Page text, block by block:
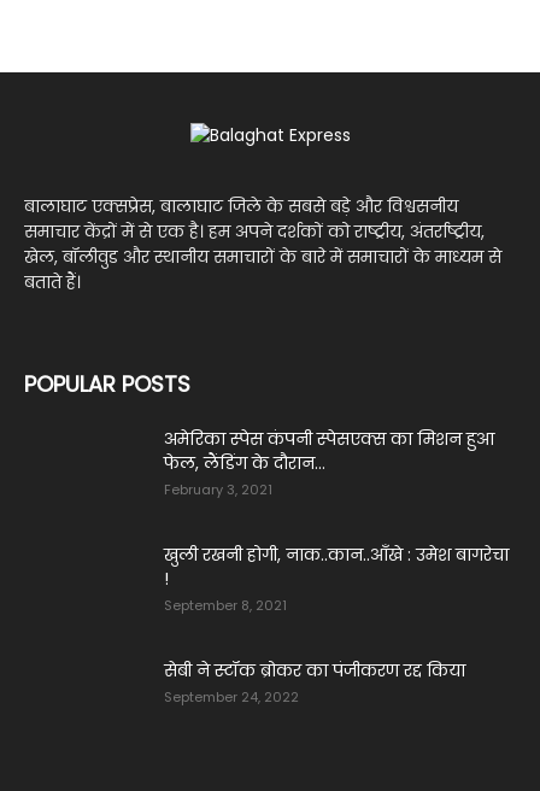
बालाघाट एक्सप्रेस, बालाघाट जिले के सबसे बड़े और विश्वसनीय
समाचार केंद्रों में से एक है। हम अपने दर्शकों को राष्ट्रीय, अंतर्राष्ट्रीय,
खेल, बॉलीवुड और स्थानीय समाचारों के बारे में समाचारों के माध्यम से
बताते हैं।
POPULAR POSTS
अमेरिका स्पेस कंपनी स्पेसएक्स का मिशन हुआ
फेल, लैंडिंग के दौरान...
February 3, 2021
खुली रखनी होगी, नाक..कान..आँखे : उमेश बागरेचा
!
September 8, 2021
सेबी ने स्टॉक ब्रोकर का पंजीकरण रद्द किया
September 24, 2022